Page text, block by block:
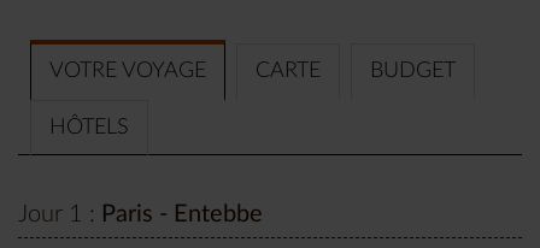
VOTRE VOYAGE CARTE BUDGET
HÔTELS
Jour 1 : Paris - Entebbe